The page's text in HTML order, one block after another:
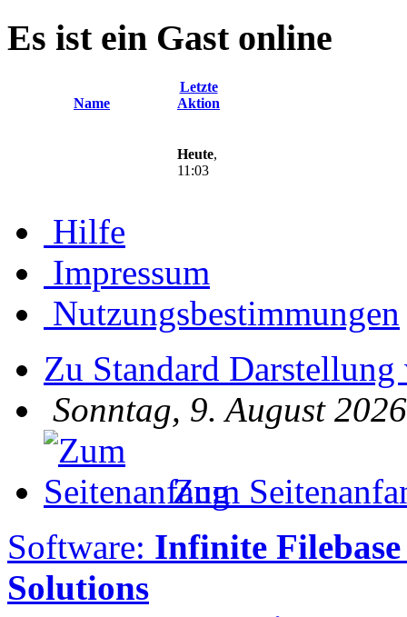
Es ist ein Gast online
Name
Letzte
Aktion
Heute,
11:03
Hilfe
Impressum
Nutzungsbestimmungen
Zu Standard Darstellung
Sonntag, 9. August
Zum
Software: Infinite Filebase
Solutions